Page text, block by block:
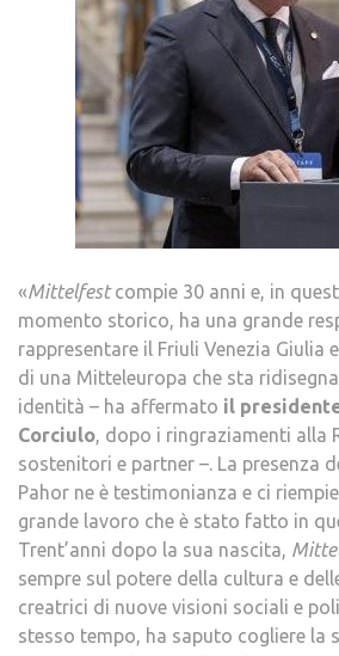
«Mittelfestcompie 30 anni e, in
momento storico, ha una grande
rappresentare il Friuli Venezia Giulia
di una Mitteleuropa che sta
identità – ha affermato il
Corciulo, dopo i ringraziamenti alla
sostenitori e partner –. La presenza
Pahor ne è testimonianza e ci
grande lavoro che è stato fatto in
Trent’anni dopo la sua nascita,
sempre sul potere della cultura e
creatrici di nuove visioni sociali e
stesso tempo, ha saputo cogliere la